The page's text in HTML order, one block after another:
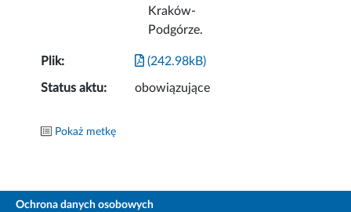
Kraków-
Podgórze.
Plik: (242.98kB)
Status aktu: obowiązujące
Pokaż metkę
Ochrona danych osobowych